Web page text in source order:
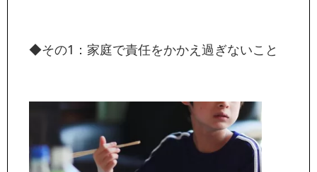
◆その1：家庭で責任をかかえ過ぎないこと